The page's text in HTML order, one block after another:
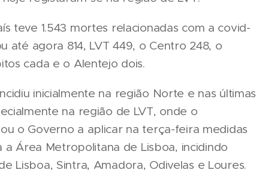
teve 1.543 mortes relacionadas com a covid-
até agora 814, LVT 449, o Centro 248, o
cada e o Alentejo dois.
inicialmente na região Norte e nas últimas
na região de LVT, onde o
o Governo a aplicar na terça-feira medidas
a Área Metropolitana de Lisboa, incidindo
Lisboa, Sintra, Amadora, Odivelas e Loures.